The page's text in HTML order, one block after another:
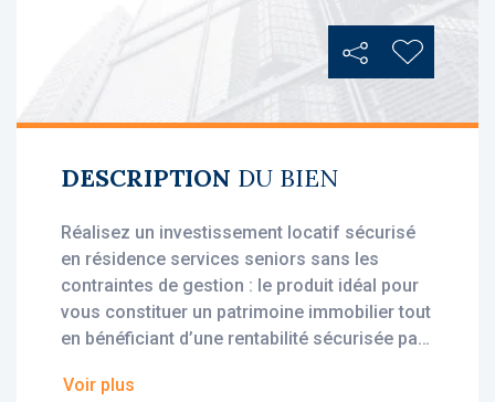
PartagerAjouter
DESCRIPTION DU BIEN
Réalisez un investissement locatif sécurisé
en résidence services seniors sans les
contraintes de gestion : le produit idéal pour
vous constituer un patrimoine immobilier tout
en bénéficiant d’une rentabilité sécurisée par
Voir plus